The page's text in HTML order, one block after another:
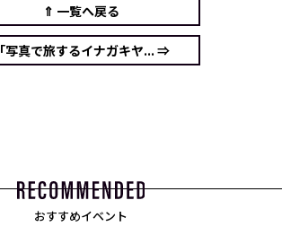
⇑ 一覧へ戻る
「写真で旅するイナガキヤ... ⇒
おすすめイベント